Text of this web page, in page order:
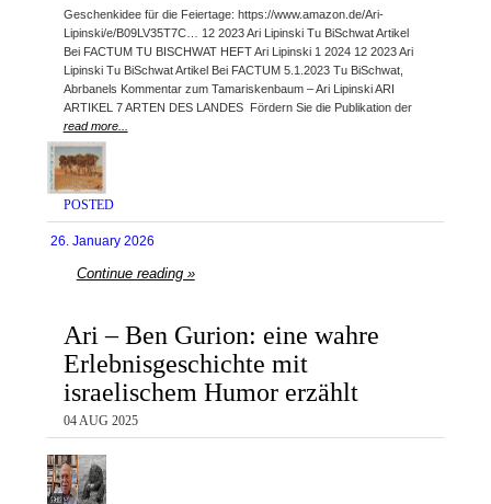
Geschenkidee für die Feiertage: https://www.amazon.de/Ari-
Lipinski/e/B09LV35T7C… 12 2023 Ari Lipinski Tu BiSchwat Artikel
Bei FACTUM TU BISCHWAT HEFT Ari Lipinski 1 2024 12 2023 Ari
Lipinski Tu BiSchwat Artikel Bei FACTUM 5.1.2023 Tu BiSchwat,
Abrbanels Kommentar zum Tamariskenbaum – Ari Lipinski ARI
ARTIKEL 7 ARTEN DES LANDES Fördern Sie die Publikation der
read more...
POSTED
26. January 2026
Continue reading »
Ari – Ben Gurion: eine wahre
Erlebnisgeschichte mit
israelischem Humor erzählt
04 AUG 2025